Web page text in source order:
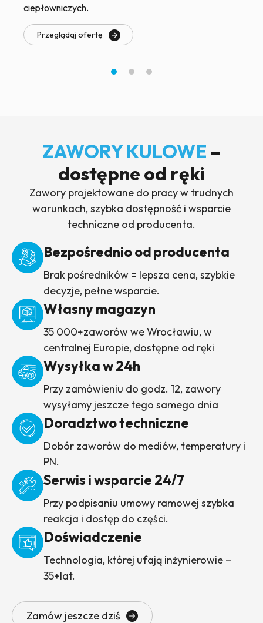
ciepłowniczych.
Przeglądaj ofertę
ZAWORY KULOWE –
dostępne od ręki
Zawory projektowane do pracy w trudnych
warunkach, szybka dostępność i wsparcie
techniczne od producenta.
Bezpośrednio od producenta
Brak pośredników = lepsza cena, szybkie
decyzje, pełne wsparcie.
Własny magazyn
35 000+zaworów we Wrocławiu, w
centralnej Europie, dostępne od ręki
Wysyłka w 24h
Przy zamówieniu do godz. 12, zawory
wysyłamy jeszcze tego samego dnia
Doradztwo techniczne
Dobór zaworów do mediów, temperatury i
PN.
Serwis i wsparcie 24/7
Przy podpisaniu umowy ramowej szybka
reakcja i dostęp do części.
Doświadczenie
Technologia, której ufają inżynierowie –
35+lat.
Zamów jeszcze dziś